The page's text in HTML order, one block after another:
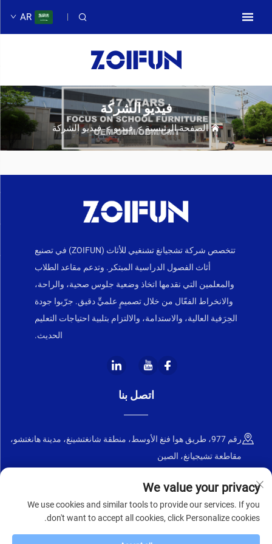
AR
فيديو الشركة
الصفحة الرئيسية>فيديو>فيديو الشركة
تتخصص شركة تشجيانغ تشنغيي للأثاث (ZOIFUN) في تصنيع
أثاث الفصول الدراسية المبتكر. وتدعم مقاعد الطلاب
والمعلمين التي نقدمها اتخاذ وضعية جلوس صحية، والراحة،
والانخراط الفعّال من خلال تصميمٍ علميٍّ دقيق. جرّبوا جودة
الحِرَفية العالية، والاستدامة، والالتزام بتلبية احتياجات التعليم
الحديث.
اتصل بنا
رقم 977، طريق هوا فنغ الأوسط، منطقة شانغتشينغ، مدينة هانغتشو،
مقاطعة تشيجيانغ، الصين
+86-18668589258
[email protected]
We value your privacy
We use cookies and similar tools to provide our services. If you
don't want to accept all cookies, click Personalize cookies.